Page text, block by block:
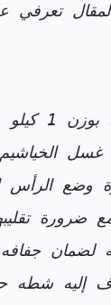
تعرفي
غسل
الرأس
لضمان
شطه